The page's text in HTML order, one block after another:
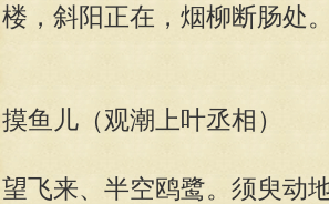
楼，斜阳正在，烟柳断肠处
摸鱼儿（观潮上叶丞相）
望飞来、半空鸥鹭。须臾动